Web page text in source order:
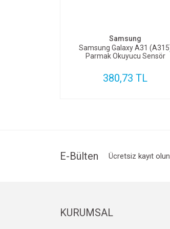
Samsung
Samsung Galaxy A31
Parmak Okuyucu Sensör
380,73 TL
E-Bülten Ücretsiz kayıt
KURUMSAL